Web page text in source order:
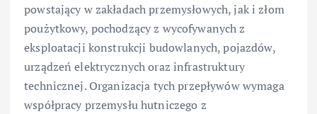
powstający w zakładach przemysłowych, jak i złom
poużytkowy, pochodzący z wycofywanych z
eksploatacji konstrukcji budowlanych, pojazdów,
urządzeń elektrycznych oraz infrastruktury
technicznej. Organizacja tych przepływów wymaga
współpracy przemysłu hutniczego z